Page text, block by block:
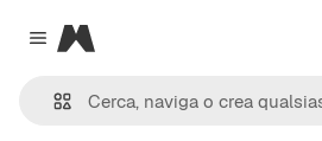
Close menu
Magnific